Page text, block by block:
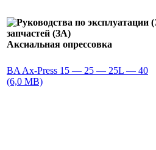
Аксиальная опрессовка
BA Ax-Press 15 — 25 — 25L — 40
(6,0 MB)